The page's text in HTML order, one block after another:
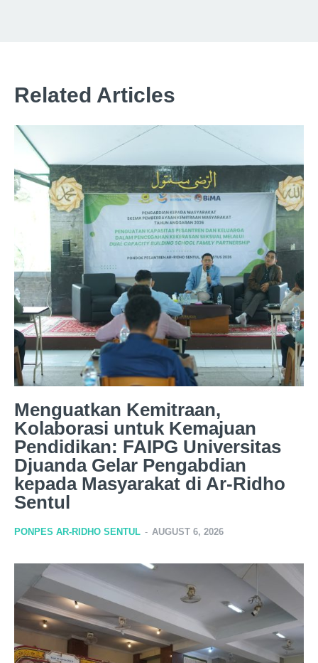
Related Articles
Menguatkan Kemitraan,
Kolaborasi untuk Kemajuan
Pendidikan: FAIPG Universitas
Djuanda Gelar Pengabdian
kepada Masyarakat di Ar-Ridho
Sentul
PONPES AR-RIDHO SENTUL - AUGUST 6, 2026